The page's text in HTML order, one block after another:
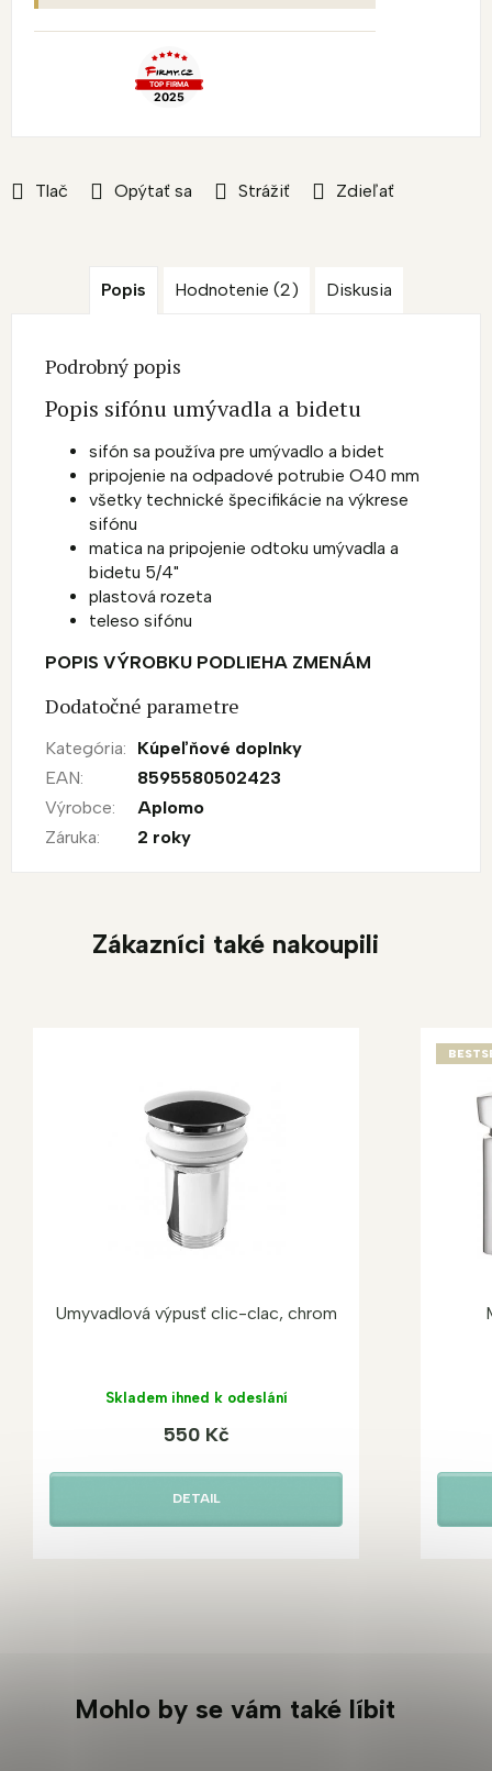
Tlač Opýtať sa Strážiť Zdieľať
Popis Hodnotenie (2) Diskusia
Podrobný popis
Popis sifónu umývadla a bidetu
sifón sa používa pre umývadlo a bidet
pripojenie na odpadové potrubie O40 mm
všetky technické špecifikácie na výkrese
sifónu
matica na pripojenie odtoku umývadla a
bidetu 5/4"
plastová rozeta
teleso sifónu
POPIS VÝROBKU PODLIEHA ZMENÁM
Dodatočné parametre
Kategória:
Kúpeľňové doplnky
EAN:
8595580502423
Výrobce:
Aplomo
Záruka: 2 roky
Zákazníci také nakoupili
Umyvadlová výpusť clic-clac, chrom
Skladem ihned k odeslání
550 Kč
DETAIL
Mohlo by se vám také líbit